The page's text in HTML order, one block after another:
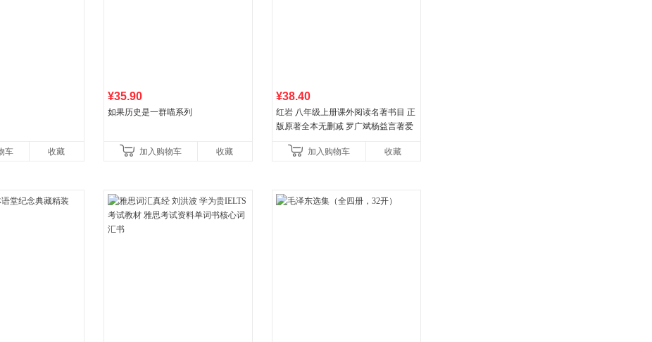
车 收藏
¥35.90
如果历史是一群喵系列
加入购物车 收藏
¥38.40
红岩 八年级上册课外阅读名著书目 正
版原著全本无删减 罗广斌杨益言著爱
国青年出版社加入购物车 收藏